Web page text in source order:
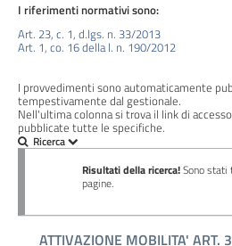
I riferimenti normativi sono:
Art. 23, c. 1, d.lgs. n. 33/2013
Art. 1, co. 16 della l. n. 190/2012
I provvedimenti sono automaticamente
tempestivamente dal gestionale.
Nell'ultima colonna si trova il link di
pubblicate tutte le specifiche.
Bandi
di
Performance
Attivita